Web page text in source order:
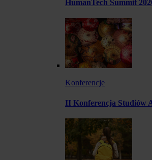
HumanTech Summit
Konferencje
II Konferencja Studiów